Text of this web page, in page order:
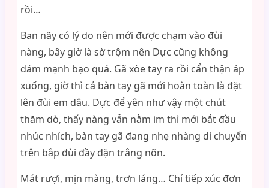
rồi…
Ban nãy có lý do nên mới được chạm vào đùi
nàng, bây giờ là sờ trộm nên Dực cũng không
dám mạnh bạo quá. Gã xòe tay ra rồi cẩn thận áp
xuống, giờ thì cả bàn tay gã mới hoàn toàn là đặt
lên đùi em dâu. Dực để yên như vậy một chút
thăm dò, thấy nàng vẫn nằm im thì mới bắt đầu
nhúc nhích, bàn tay gã đang nhẹ nhàng di chuyển
trên bắp đùi đầy đặn trắng nõn.
Mát rượi, mịn màng, trơn láng… Chỉ tiếp xúc đơn